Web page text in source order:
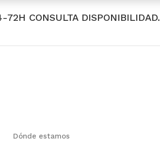
CONSULTA DISPONIBILIDAD.
Dónde estamos